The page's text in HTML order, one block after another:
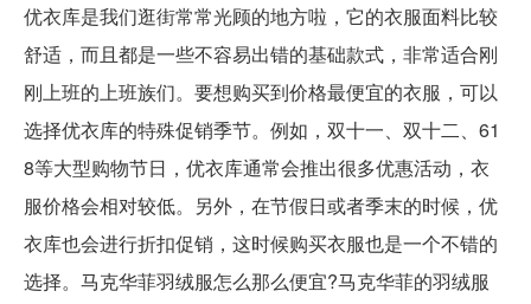
优衣库是我们逛街常常光顾的地方啦，它的衣服面料比较
舒适，而且都是一些不容易出错的基础款式，非常适合刚
刚上班的上班族们。要想购买到价格最便宜的衣服，可以
选择优衣库的特殊促销季节。例如，双十一、双十二、61
8等大型购物节日，优衣库通常会推出很多优惠活动，衣
服价格会相对较低。另外，在节假日或者季末的时候，优
衣库也会进行折扣促销，这时候购买衣服也是一个不错的
选择。马克华菲羽绒服怎么那么便宜?马克华菲的羽绒服